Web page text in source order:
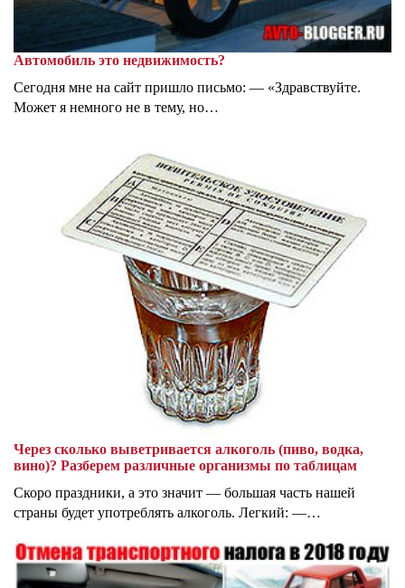
Автомобиль это недвижимость?
Сегодня мне на сайт пришло письмо: — «Здравствуйте.
Может я немного не в тему, но…
Через сколько выветривается алкоголь (пиво, водка,
вино)? Разберем различные организмы по таблицам
Скоро праздники, а это значит — большая часть нашей
страны будет употреблять алкоголь. Легкий: —…